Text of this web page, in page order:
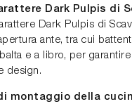
Dark Pulpis di
Dark Pulpis di
ante, tra cui
e a libro, per
design.
montaggio della